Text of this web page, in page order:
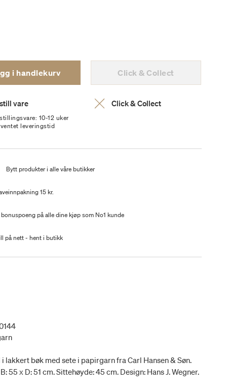
i handlekurv Click & Collect
vare
10-12 uker
leveringstid
Click & Collect
Bytt produkter i alle våre butikker
15 kr.
på alle dine kjøp som No1 kunde
på nett - hent i butikk
lakkert bøk med sete i papirgarn fra Carl Hansen & Søn.
55 x D: 51 cm. Sittehøyde: 45 cm. Design: Hans J. Wegner.